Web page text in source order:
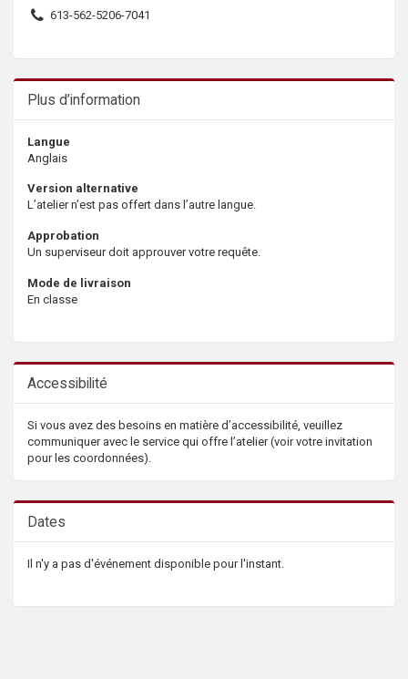
613-562-5206-7041
Plus d’information
Langue
Anglais
Version alternative
L’atelier n’est pas offert dans l’autre langue.
Approbation
Un superviseur doit approuver votre requête.
Mode de livraison
En classe
Accessibilité
Si vous avez des besoins en matière d’accessibilité, veuillez
communiquer avec le service qui offre l’atelier (voir votre invitation
pour les coordonnées).
Dates
Il n'y a pas d'événement disponible pour l'instant.